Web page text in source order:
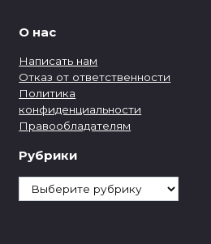
О нас
Написать нам
Отказ от ответственности
Политика
конфиденциальности
Правообладателям
Рубрики
Рубрики